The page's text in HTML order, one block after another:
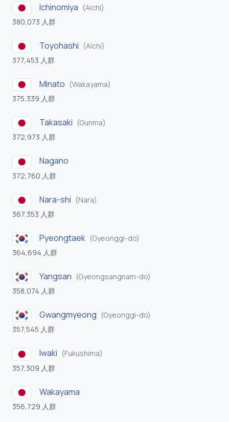
Ichinomiya (Aichi)
380,073 人群
Toyohashi (Aichi)
377,453 人群
Minato (Wakayama)
375,339 人群
Takasaki (Gunma)
372,973 人群
Nagano
372,760 人群
Nara-shi (Nara)
367,353 人群
Pyeongtaek (Gyeonggi-do)
364,694 人群
Yangsan (Gyeongsangnam-do)
358,074 人群
Gwangmyeong (Gyeonggi-do)
357,545 人群
Iwaki (Fukushima)
357,309 人群
Wakayama
356,729 人群